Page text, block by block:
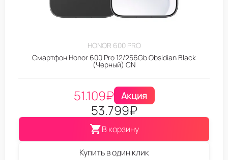
HONOR 600 PRO
Смартфон Honor 600 Pro 12/256Gb Obsidian Black
(Черный) CN
51.109₽ Акция
53.799₽
В корзину
Купить в один клик